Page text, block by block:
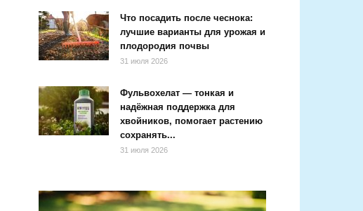
Что посадить после чеснока:
лучшие варианты для урожая и
плодородия почвы
31 июля 2026
Фульвохелат — тонкая и
надёжная поддержка для
хвойников, помогает растению
сохранять...
31 июля 2026